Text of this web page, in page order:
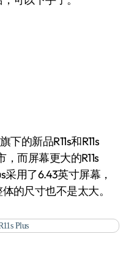
的新品R11s和R11s
，而屏幕更大的R11s
采用了6.43英寸屏幕，
的尺寸也不是太大。